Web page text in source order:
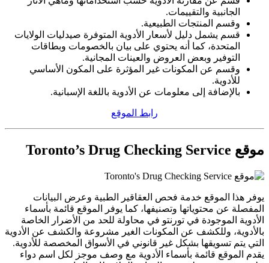
الجانبية والتقييمات.
وقسم المنتجات الطبيعية.
قسم يشمل دليل لأسعار الأدوية المتوفرة صيدليات الولايات
المتحدة، كما أنه يحتوي على بيان بالخصومات وبطاقات
التوفير وبعض العروض والعينات المجانية.
وقسم عن المكونات غير المؤثرة على المكون الأساسي
للأدوية.
بالإضافة إلى معلومات عن الأدوية باللغة الإسبانية.
رابط الموقع
موقع Toronto’s Drug Checking Service
يوفر هذا الموقع خدمة فحص العقاقير الطبية وعرض البيانات
المفصلة عن محتوياتها وتصنيفها، كما يوفر الموقع قائمة بأسماء
الأدوية الموجودة في تورنتو في محاولة للحد من الأضرار الخاصة
بالأدوية، وللكشف عن المكونات الغير مشروعة والكشف عن الأدوية
التي يتم تسويقها بشكل غير قانوني في الأسواق المخصصة للأدوية.
يقدم الموقع قائمة بأسماء الأدوية مع وصف موجز لكل اسم دواء